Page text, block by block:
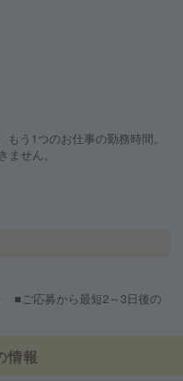
う1つのお仕事の勤務時間。
せん。
■ご応募から最短2～3日後の
情報